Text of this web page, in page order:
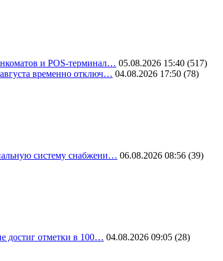
и POS-терминал… 05.08.2026 15:40 (517)
временно отключ… 04.08.2026 17:50 (78)
систему снабжени… 06.08.2026 08:56 (39)
достиг отметки в 100… 04.08.2026 09:05 (28)